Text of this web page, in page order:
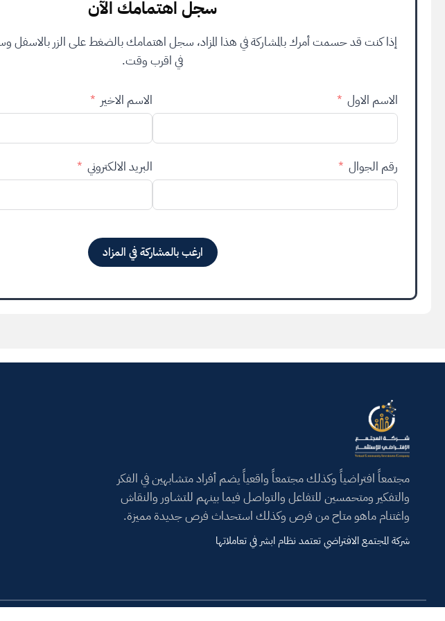
سجل اهتمامك الآن
إذا كنت قد حسمت أمرك بالمشاركة في هذا المزاد، سجل اهتمامك بالضغط على الزر بالاسفل
في اقرب وقت.
الاسم الاول الاسم الاخير
رقم الجوال البريد الالكتروني
ارغب بالمشاركة في المزاد
مجتمعاً افتراضياً وكذلك مجتمعاً واقعياً يضم أفراد متشابهين في الفكر
والتفكير ومتحمسين للتفاعل والتواصل فيما بينهم للتشاور والنقاش
واغتنام ماهو متاح من فرص وكذلك استحداث فرص جديدة مميزة.
شركة المجتمع الافتراضي تعتمد نظام ابشر في تعاملاتها